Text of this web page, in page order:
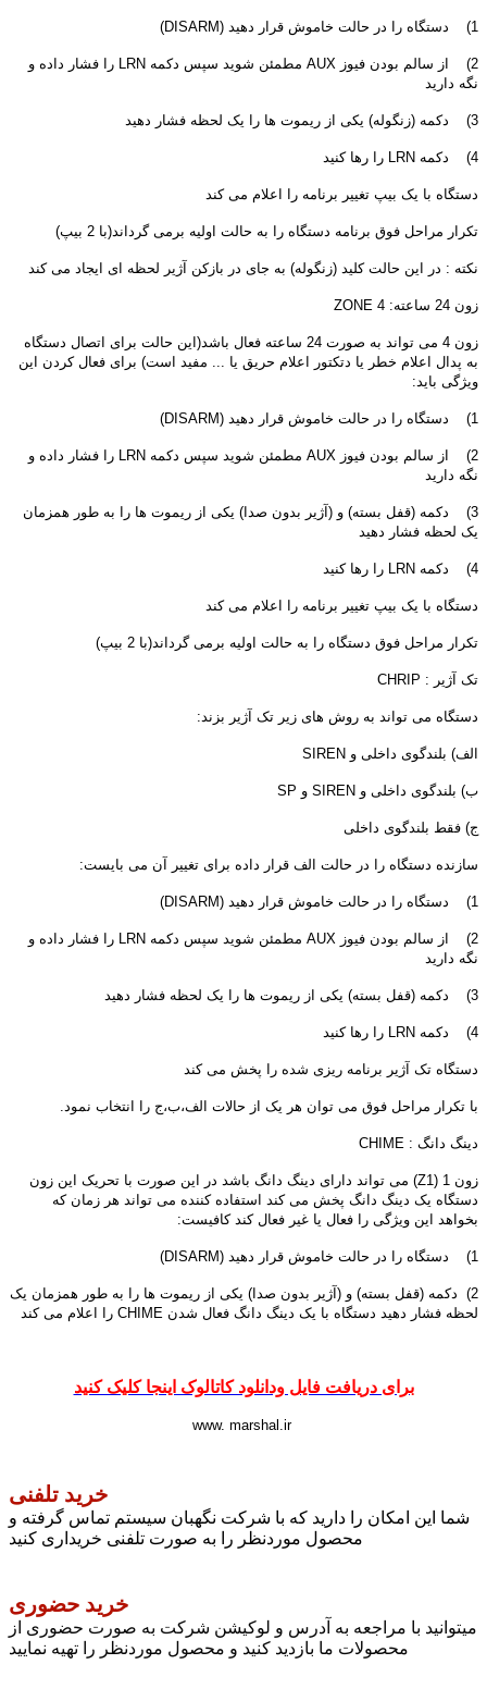
1) دستگاه را در حالت خاموش قرار دهید (DISARM)
2) از سالم بودن فیوز AUX مطمئن شوید سپس دکمه LRN را فشار داده و
نگه دارید
3) دکمه (زنگوله) یکی از ریموت ها را یک لحظه فشار دهید
4) دکمه LRN را رها کنید
دستگاه با یک بیپ تغییر برنامه را اعلام می کند
تکرار مراحل فوق برنامه دستگاه را به حالت اولیه برمی گرداند(با 2 بیپ)
نکته : در این حالت کلید (زنگوله) به جای در بازکن آژیر لحظه ای ایجاد می کند
زون 24 ساعته: ZONE 4
زون 4 می تواند به صورت 24 ساعته فعال باشد(این حالت برای اتصال دستگاه
به پدال اعلام خطر یا دتکتور اعلام حریق یا ... مفید است) برای فعال کردن این
ویژگی باید:
1) دستگاه را در حالت خاموش قرار دهید (DISARM)
2) از سالم بودن فیوز AUX مطمئن شوید سپس دکمه LRN را فشار داده و
نگه دارید
3) دکمه (قفل بسته) و (آژیر بدون صدا) یکی از ریموت ها را به طور همزمان
یک لحظه فشار دهید
4) دکمه LRN را رها کنید
دستگاه با یک بیپ تغییر برنامه را اعلام می کند
تکرار مراحل فوق دستگاه را به حالت اولیه برمی گرداند(با 2 بیپ)
تک آژیر : CHRIP
دستگاه می تواند به روش های زیر تک آژیر بزند:
الف) بلندگوی داخلی و SIREN
ب) بلندگوی داخلی و SIREN و SP
ج) فقط بلندگوی داخلی
سازنده دستگاه را در حالت الف قرار داده برای تغییر آن می بایست:
1) دستگاه را در حالت خاموش قرار دهید (DISARM)
2) از سالم بودن فیوز AUX مطمئن شوید سپس دکمه LRN را فشار داده و
نگه دارید
3) دکمه (قفل بسته) یکی از ریموت ها را یک لحظه فشار دهید
4) دکمه LRN را رها کنید
دستگاه تک آژیر برنامه ریزی شده را پخش می کند
با تکرار مراحل فوق می توان هر یک از حالات الف،ب،ج را انتخاب نمود.
دینگ دانگ : CHIME
زون 1 (Z1) می تواند دارای دینگ دانگ باشد در این صورت با تحریک این زون
دستگاه یک دینگ دانگ پخش می کند استفاده کننده می تواند هر زمان که
بخواهد این ویژگی را فعال یا غیر فعال کند کافیست:
1) دستگاه را در حالت خاموش قرار دهید (DISARM)
2) دکمه (قفل بسته) و (آژیر بدون صدا) یکی از ریموت ها را به طور همزمان یک
لحظه فشار دهید دستگاه با یک دینگ دانگ فعال شدن CHIME را اعلام می کند
برای دریافت فایل ودانلود کاتالوک اینجا کلیک کنید
www. marshal.ir
خرید تلفنی
شما این امکان را دارید که با شرکت نگهبان سیستم تماس گرفته و
محصول موردنظر را به صورت تلفنی خریداری کنید
خرید حضوری
میتوانید با مراجعه به آدرس و لوکیشن شرکت به صورت حضوری از
محصولات ما بازدید کنید و محصول موردنظر را تهیه نمایید